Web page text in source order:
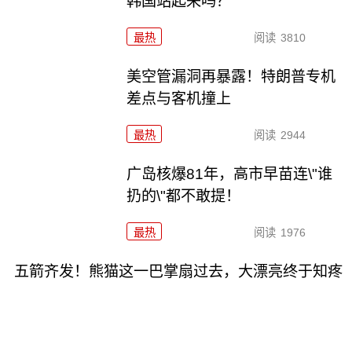
最热 阅读 3810
美空管漏洞再暴露！特朗普专机
差点与客机撞上
最热 阅读 2944
广岛核爆81年，高市早苗连\"谁
扔的\"都不敢提！
最热 阅读 1976
五箭齐发！熊猫这一巴掌扇过去，大漂亮终于知疼